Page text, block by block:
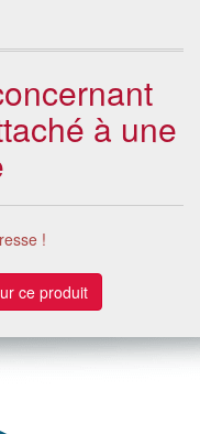
à une
!
ce produit